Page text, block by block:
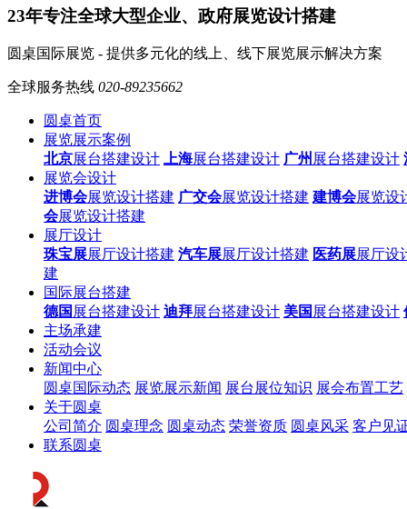
23年专注全球大型企业、政府展览设计搭建
圆桌国际展览 - 提供多元化的线上、线下展览展示解决方案
全球服务热线 020-89235662
圆桌首页
展览展示案例
北京展台搭建设计 上海展台搭建设计 广州 展台搭建设计
展览会设计
进博会展览设计搭建 广交会展览设计搭建 建博会展览设
会展览设计搭建
展厅设计
珠宝展展厅设计搭建 汽车展展厅设计搭建 医药展展厅设
建
国际展台搭建
德国 展台搭建设计 迪拜展台搭建设计 美国 展台搭建设计
主场承建
活动会议
新闻中心
圆桌国际动态 展览展示新闻 展台展位知识 展会布置工艺
关于圆桌
公司简介 圆桌理念 圆桌动态 荣誉资质 圆桌风采 客户见
联系圆桌